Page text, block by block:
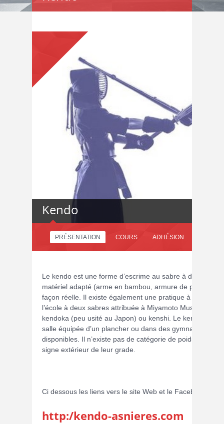
PRÉSENTATION COURS ADHÉSION
Kendo
Le kendo est une forme d’escrime au sabre à deux
matériel adapté (arme en bambou, armure de
façon réelle. Il existe également une pratique à 2 shinai
l’école à deux sabres attribuée à Miyamoto Musashi.
kendoka (peu usité au Japon) ou kenshi. Le kendo se
salle équipée d’un plancher ou dans des gymnases
disponibles. Il n’existe pas de catégorie de poids et les
signe extérieur de leur grade.
Ci dessous les liens vers le site Web et le Facebook de
http:/kendo-asnieres.com